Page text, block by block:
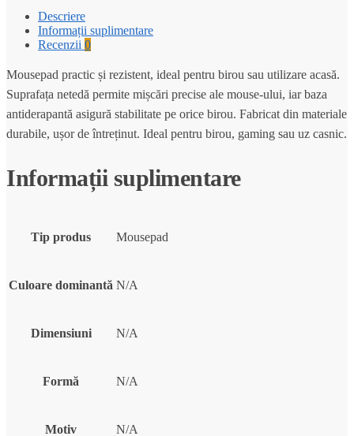
Descriere
Informații suplimentare
Recenzii 0
Mousepad practic și rezistent, ideal pentru birou sau utilizare acasă.
Suprafața netedă permite mișcări precise ale mouse-ului, iar baza
antiderapantă asigură stabilitate pe orice birou. Fabricat din materiale
durabile, ușor de întreținut. Ideal pentru birou, gaming sau uz casnic.
Informații suplimentare
Tip produs Mousepad
Culoare dominantă N/A
Dimensiuni N/A
Formă N/A
Motiv N/A